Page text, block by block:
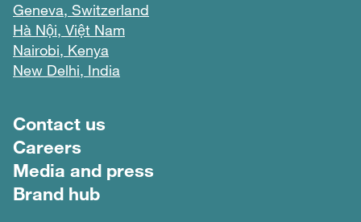
Geneva, Switzerland
Hà Nội, Việt Nam
Nairobi, Kenya
New Delhi, India
Footer menu
Contact us
Careers
Media and press
Brand hub